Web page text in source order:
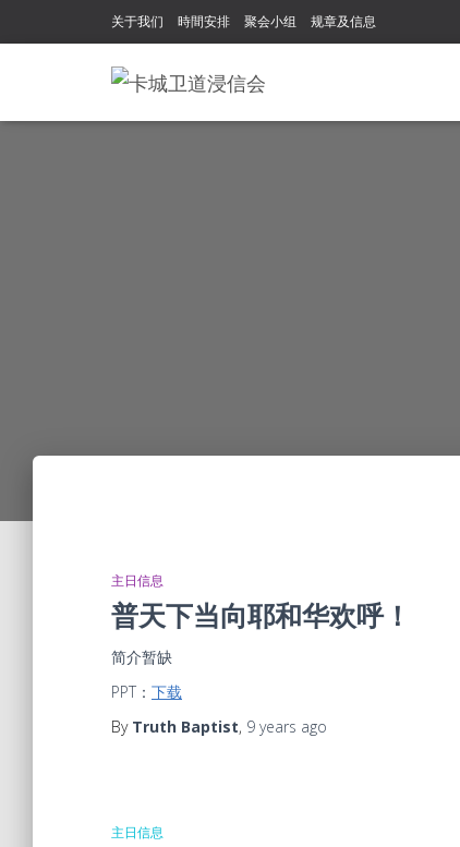
关于我们 時間安排 聚会小组 规章及信息
主日信息
普天下当向耶和华欢呼！
简介暂缺
PPT： 下载
By Truth Baptist, 9 years ago
主日信息